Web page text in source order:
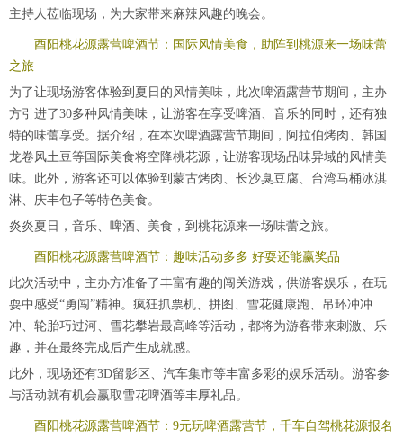
主持人莅临现场，为大家带来麻辣风趣的晚会。
酉阳桃花源露营啤酒节：国际风情美食，助阵到桃源来一场味蕾
之旅
为了让现场游客体验到夏日的风情美味，此次啤酒露营节期间，主办
方引进了30多种风情美味，让游客在享受啤酒、音乐的同时，还有独
特的味蕾享受。据介绍，在本次啤酒露营节期间，阿拉伯烤肉、韩国
龙卷风土豆等国际美食将空降桃花源，让游客现场品味异域的风情美
味。此外，游客还可以体验到蒙古烤肉、长沙臭豆腐、台湾马桶冰淇
淋、庆丰包子等特色美食。
炎炎夏日，音乐、啤酒、美食，到桃花源来一场味蕾之旅。
酉阳桃花源露营啤酒节：趣味活动多多 好耍还能赢奖品
此次活动中，主办方准备了丰富有趣的闯关游戏，供游客娱乐，在玩
耍中感受“勇闯”精神。疯狂抓票机、拼图、雪花健康跑、吊环冲冲
冲、轮胎巧过河、雪花攀岩最高峰等活动，都将为游客带来刺激、乐
趣，并在最终完成后产生成就感。
此外，现场还有3D留影区、汽车集市等丰富多彩的娱乐活动。游客参
与活动就有机会赢取雪花啤酒等丰厚礼品。
酉阳桃花源露营啤酒节：9元玩啤酒露营节，千车自驾桃花源报名